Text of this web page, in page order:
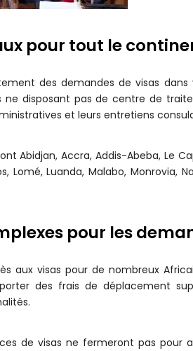
pour tout le
des demandes de visas dans
ne disposant pas de centre de
et leurs entretiens
Abidjan, Accra, Addis-Abeba, Le
Lomé, Luanda, Malabo, Monrovia,
pour les
aux visas pour de nombreux
des frais de déplacement
de visas ne fermeront pas pour